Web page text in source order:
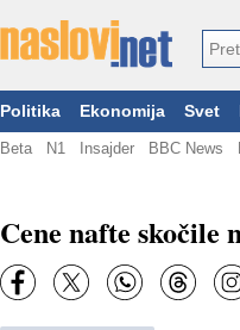
Politika Ekonomija Svet
Beta N1 Insajder BBC News
Cene nafte